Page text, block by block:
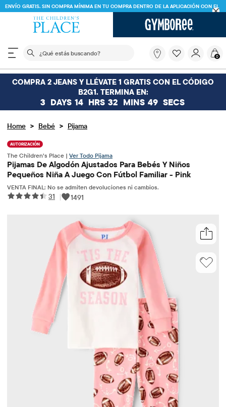
ENVÍO GRATIS. SIN COMPRA MÍNIMA EN TU COMPRA DENTRO DE LA APLICACIÓN CON EL
CÓDIGO
El siguiente campo de búsqueda filtra las
buscando?
0
COMPRA 2 JEANS Y LLÉVATE 1 GRATIS CON EL CÓDIGO
B2G1. TERMINA EN:
3 DAYS 14 HRS 32 MINS 48 SECS
Home > Bebé > Pijama
AUTORIZACIÓN
The Children’s Place | Ver Todo Pijama
Pijamas De Algodón Ajustados Para Bebés Y Niños
Pequeños Niña A Juego Con Fútbol Familiar - Pink
VENTA FINAL: No se admiten devoluciones ni cambios.
31 | 1491